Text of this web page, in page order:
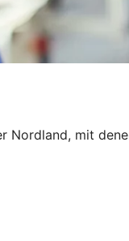
Nordland, mit